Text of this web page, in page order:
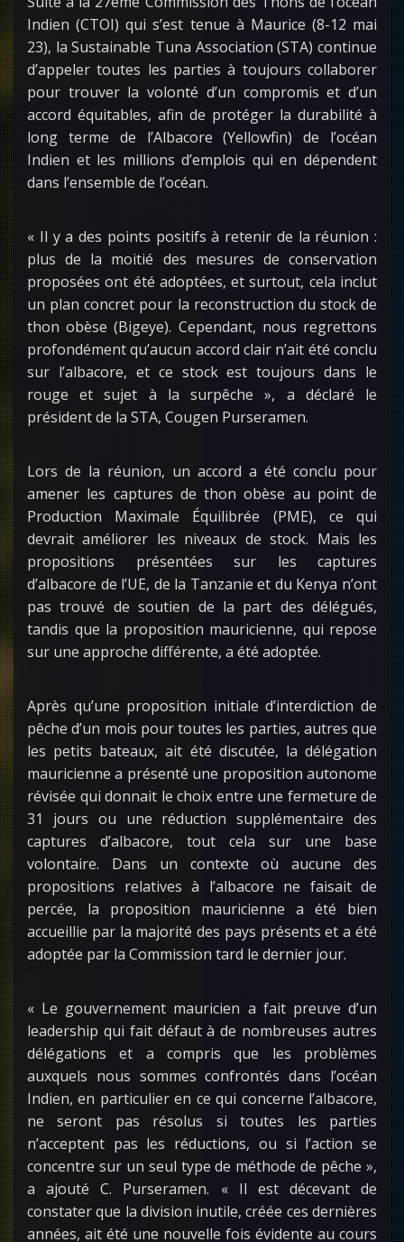
Indien (CTOI) qui s’est tenue à Maurice (8-12 mai
23), la Sustainable Tuna Association (STA) continue
d’appeler toutes les parties à toujours collaborer
pour trouver la volonté d’un compromis et d’un
accord équitables, afin de protéger la durabilité à
long terme de l’Albacore (Yellowfin) de l’océan
Indien et les millions d’emplois qui en dépendent
dans l’ensemble de l’océan.
« Il y a des points positifs à retenir de la réunion :
plus de la moitié des mesures de conservation
proposées ont été adoptées, et surtout, cela inclut
un plan concret pour la reconstruction du stock de
thon obèse (Bigeye). Cependant, nous regrettons
profondément qu’aucun accord clair n’ait été conclu
sur l’albacore, et ce stock est toujours dans le
rouge et sujet à la surpêche », a déclaré le
président de la STA, Cougen Purseramen.
Lors de la réunion, un accord a été conclu pour
amener les captures de thon obèse au point de
Production Maximale Équilibrée (PME), ce qui
devrait améliorer les niveaux de stock. Mais les
propositions présentées sur les captures
d’albacore de l’UE, de la Tanzanie et du Kenya n’ont
pas trouvé de soutien de la part des délégués,
tandis que la proposition mauricienne, qui repose
sur une approche différente, a été adoptée.
Après qu’une proposition initiale d’interdiction de
pêche d’un mois pour toutes les parties, autres que
les petits bateaux, ait été discutée, la délégation
mauricienne a présenté une proposition autonome
révisée qui donnait le choix entre une fermeture de
31 jours ou une réduction supplémentaire des
captures d’albacore, tout cela sur une base
volontaire. Dans un contexte où aucune des
propositions relatives à l’albacore ne faisait de
percée, la proposition mauricienne a été bien
accueillie par la majorité des pays présents et a été
adoptée par la Commission tard le dernier jour.
« Le gouvernement mauricien a fait preuve d’un
leadership qui fait défaut à de nombreuses autres
délégations et a compris que les problèmes
auxquels nous sommes confrontés dans l’océan
Indien, en particulier en ce qui concerne l’albacore,
ne seront pas résolus si toutes les parties
n’acceptent pas les réductions, ou si l’action se
concentre sur un seul type de méthode de pêche »,
a ajouté C. Purseramen. « Il est décevant de
constater que la division inutile, créée ces dernières
années, ait été une nouvelle fois évidente au cours